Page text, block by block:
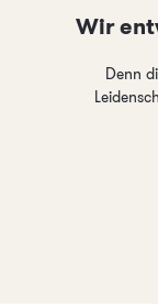
Wir
Denn